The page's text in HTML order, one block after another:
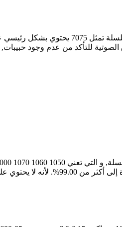
نسبيًا والسعر متناسب ...